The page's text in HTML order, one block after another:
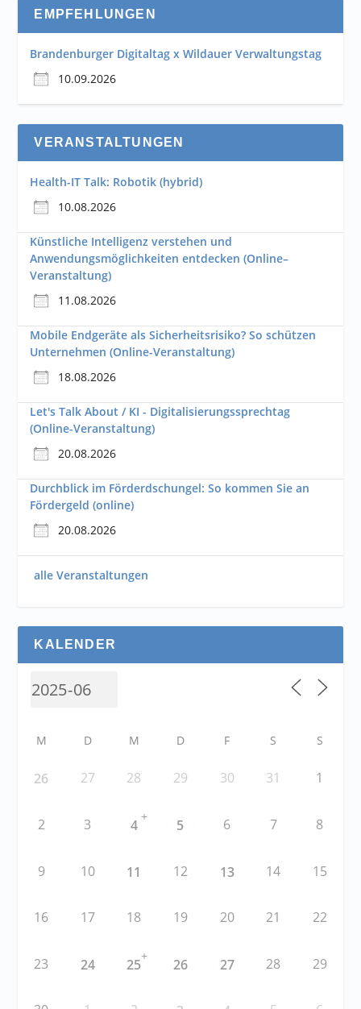
EMPFEHLUNGEN
Brandenburger Digitaltag x Wildauer Verwaltungstag
10.09.2026
VERANSTALTUNGEN
Health-IT Talk: Robotik (hybrid)
10.08.2026
Künstliche Intelligenz verstehen und
Anwendungsmöglichkeiten entdecken (Online–
Veranstaltung)
11.08.2026
Mobile Endgeräte als Sicherheitsrisiko? So schützen
Unternehmen (Online-Veranstaltung)
18.08.2026
Let's Talk About / KI - Digitalisierungssprechtag
(Online-Veranstaltung)
20.08.2026
Durchblick im Förderdschungel: So kommen Sie an
Fördergeld (online)
20.08.2026
alle Veranstaltungen
KALENDER
M D M D F S S
26 27 28 29 30 31 1
2 3 4
+
5 6 7 8
9 10 11 12 13 14 15
16 17 18 19 20 21 22
23 24 25
+
26 27 28 29